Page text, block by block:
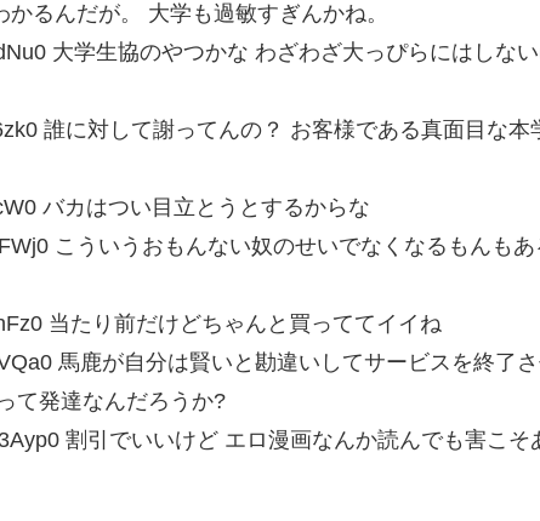
るんだが。 大学も過敏すぎんかね。
大学生協のやつかな わざわざ大っぴらにはしな
誰に対して謝ってんの？ お客様である真面目な本
バカはつい目立とうとするからな
こういうおもんない奴のせいでなくなるもんもあ
当たり前だけどちゃんと買っててイイね
馬鹿が自分は賢いと勘違いしてサービスを終了
て発達なんだろうか?
割引でいいけど エロ漫画なんか読んでも害こそ